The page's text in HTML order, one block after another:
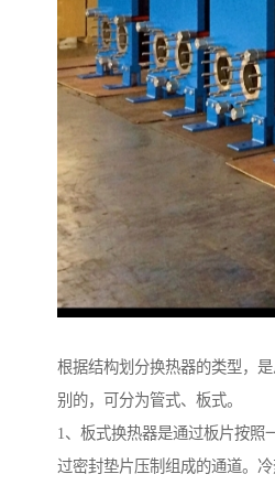
根据结构划分换热器的类型，
别的，可分为管式、板式。
1、板式换热器是通过板片按照
过密封垫片压制组成的通道。